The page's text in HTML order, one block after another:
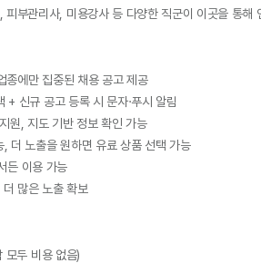
부관리사, 미용강사 등 다양한 직군이 이곳을 통해
종에만 집중된 채용 공고 제공
+ 신규 공고 등록 시 문자·푸시 알림
원, 지도 기반 정보 확인 가능
더 노출을 원하면 유료 상품 선택 가능
든 이용 가능
많은 노출 확보
모두 비용 없음)